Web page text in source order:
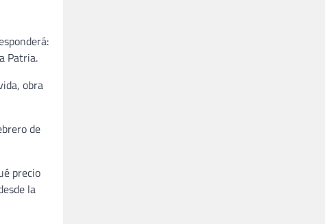
Patria.
obra
de
precio
la